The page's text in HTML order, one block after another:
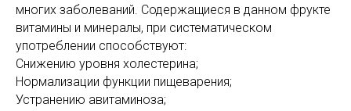
многих заболеваний. Содержащиеся в данном фрукте
витамины и минералы, при систематическом
употреблении способствуют:
Снижению уровня холестерина;
Нормализации функции пищеварения;
Устранению авитаминоза;